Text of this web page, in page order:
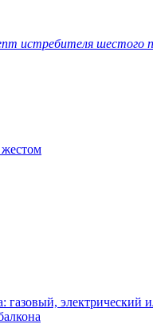
истребителя шестого
газовый, электрический